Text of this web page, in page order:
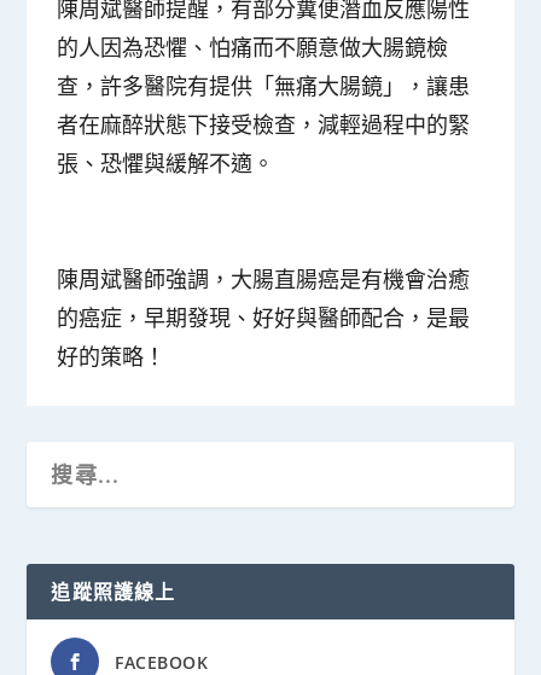
陳周斌醫師提醒，有部分糞便潛血反應陽性
的人因為恐懼、怕痛而不願意做大腸鏡檢
查，許多醫院有提供「無痛大腸鏡」，讓患
者在麻醉狀態下接受檢查，減輕過程中的緊
張、恐懼與緩解不適。
陳周斌醫師強調，大腸直腸癌是有機會治癒
的癌症，早期發現、好好與醫師配合，是最
好的策略！
追蹤照護線上
FACEBOOK